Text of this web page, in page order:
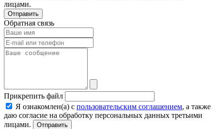
лицами.
Отправить
Обратная связь
Прикрепить файл
Я ознакомлен(а) с пользовательским соглашением, а также
даю согласие на обработку персональных данных третьими
лицами.
Отправить